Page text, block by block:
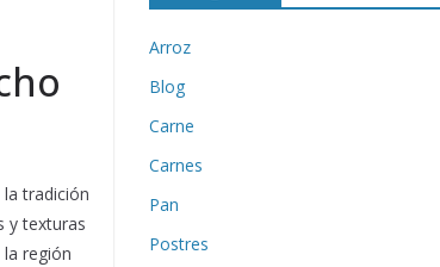
tradición
y texturas
región
Arroz
Blog
Carne
Carnes
Pan
Postres